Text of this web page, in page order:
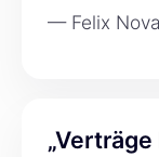
— Felix